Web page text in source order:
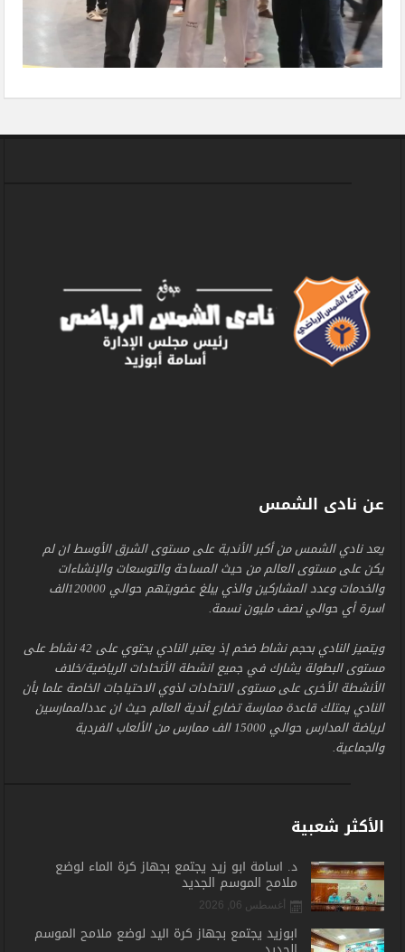
عن نادى الشمس
يعد نادي الشمس من أكبر الأندية على مستوى الشرق الأوسط ان لم
يكن على مستوى العالم من حيث المساحة والتوسعات والإنشاءات
والخدمات وعدد المشاركين والذي يبلغ عضويتهم حوالي 120000الف
اسرة أي حوالي نصف مليون نسمة.
ويتميز النادي بحجم نشاط ضخم إذ يعتبر النادي يحتوي على 42 نشاط على
مستوى البطولة يشارك في جميع انشطة الأتحادات الرياضية/خلاف
الأنشطة الأخرى على مستوى الاتحادات لذوي الاحتياجات الخاصة علما بأن
النادي يمتلك قاعدة ممارسة تضارع أندية العالم حيث ان عددالممارسين
لرياضة المدارس حوالي 15000 الف ممارس من الألعاب الفردية
والجماعية.
الأكثر شعبية
د. أسامة أبو زيد يجتمع بجهاز كرة الماء لوضع
ملامح الموسم الجديد
أغسطس 06, 2026
أبوزيد يجتمع بجهاز كرة اليد لوضع ملامح الموسم